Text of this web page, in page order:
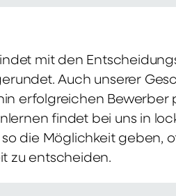
mit den
Auch unserer
erfolgreichen
findet bei uns in
die Möglichkeit geben,
zu entscheiden.